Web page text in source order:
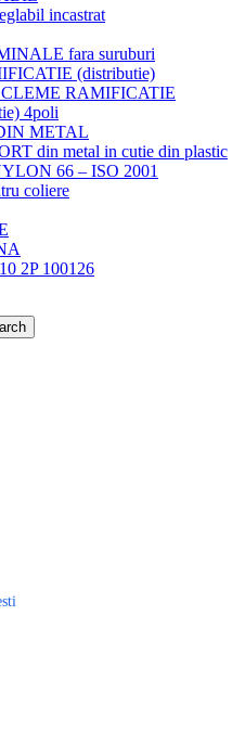
incastrat
fara suruburi
(distributie)
RAMIFICATIE
4poli
METAL
din metal in cutie din plastic
66 – ISO 2001
coliere
2P 100126